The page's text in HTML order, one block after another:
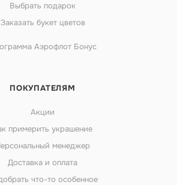
Выбрать подарок
Заказать букет цветов
Аэрофлот Бонус
ПОКУПАТЕЛЯМ
Акции
примерить украшение
менеджер
Доставка и оплата
что-то особенное